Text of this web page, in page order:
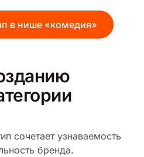
в нише «комедия»
сочетает узнаваемость
бренда.